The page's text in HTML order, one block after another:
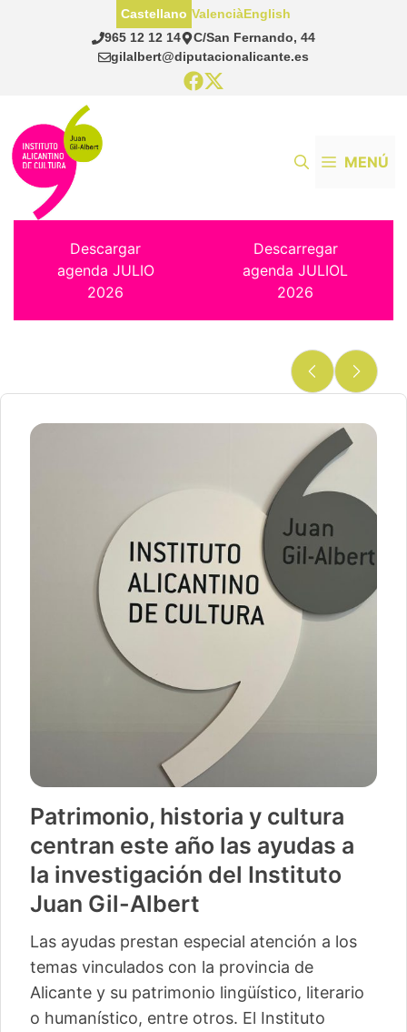
965 12 12 14
C/San Fernando, 44
gilalbert@diputacionalicante.es
Castellano ValenciàEnglish
MENÚ
Descargar
agenda JULIO
2026
Descarregar
agenda JULIOL
2026
Patrimonio, historia y cultura
centran este año las ayudas a
la investigación del Instituto
Juan Gil-Albert
Las ayudas prestan especial atención a los
temas vinculados con la provincia de
Alicante y su patrimonio lingüístico, literario
o humanístico, entre otros. El Instituto